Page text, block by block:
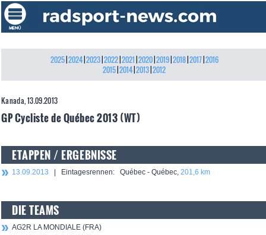
2025| 2024| 2023| 2022| 2021 2020| 2019| 2018| 2017| 2016
2015 2014 2013 2012
Kanada, 13.09.2013
GP Cycliste de Québec 2013 (WT)
ETAPPEN / ERGEBNISSE
13.09.2013 | Eintagesrennen: Québec - Québec, 201,6 km
DIE TEAMS
AG2R LA MONDIALE (FRA)